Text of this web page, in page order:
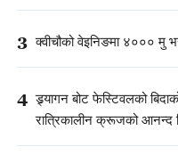
3 क्वीचौको वेइनिङमा ४००० मु
4 ड्र्यागन बोट फेस्टिवलको
रात्रिकालीन क्रूजको आनन्द